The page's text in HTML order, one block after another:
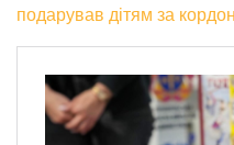
подарував дітям за